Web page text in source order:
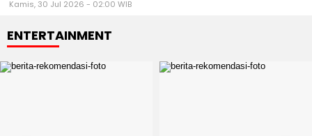
Kamis, 30 Jul 2026 - 02:00 WIB
ENTERTAINMENT